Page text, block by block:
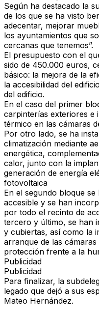
Según ha destacado la
de los que se ha visto
adecentar, mejorar
los ayuntamientos que
cercanas que tenemos”.
El presupuesto con el
sido de 450.000 euros,
básico: la mejora de la
la accesibilidad del
del edificio.
En el caso del primer
carpinterías exteriores e
térmico en las cámaras
Por otro lado, se ha
climatización mediante
energética,
calor, junto con la
generación de energía
fotovoltaica
En el segundo bloque
accesible y se han
por todo el recinto de
tercero y último, se han
y cubiertas, así como la
arranque de las
protección frente a la
Publicidad
Publicidad
Para finalizar, la
legado que dejó a sus
Mateo Hernández.